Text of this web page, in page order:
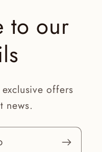
to our
offers
news.